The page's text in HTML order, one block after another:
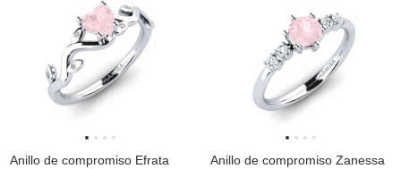
Anillo de compromiso Efrata Anillo de compromiso Zanessa